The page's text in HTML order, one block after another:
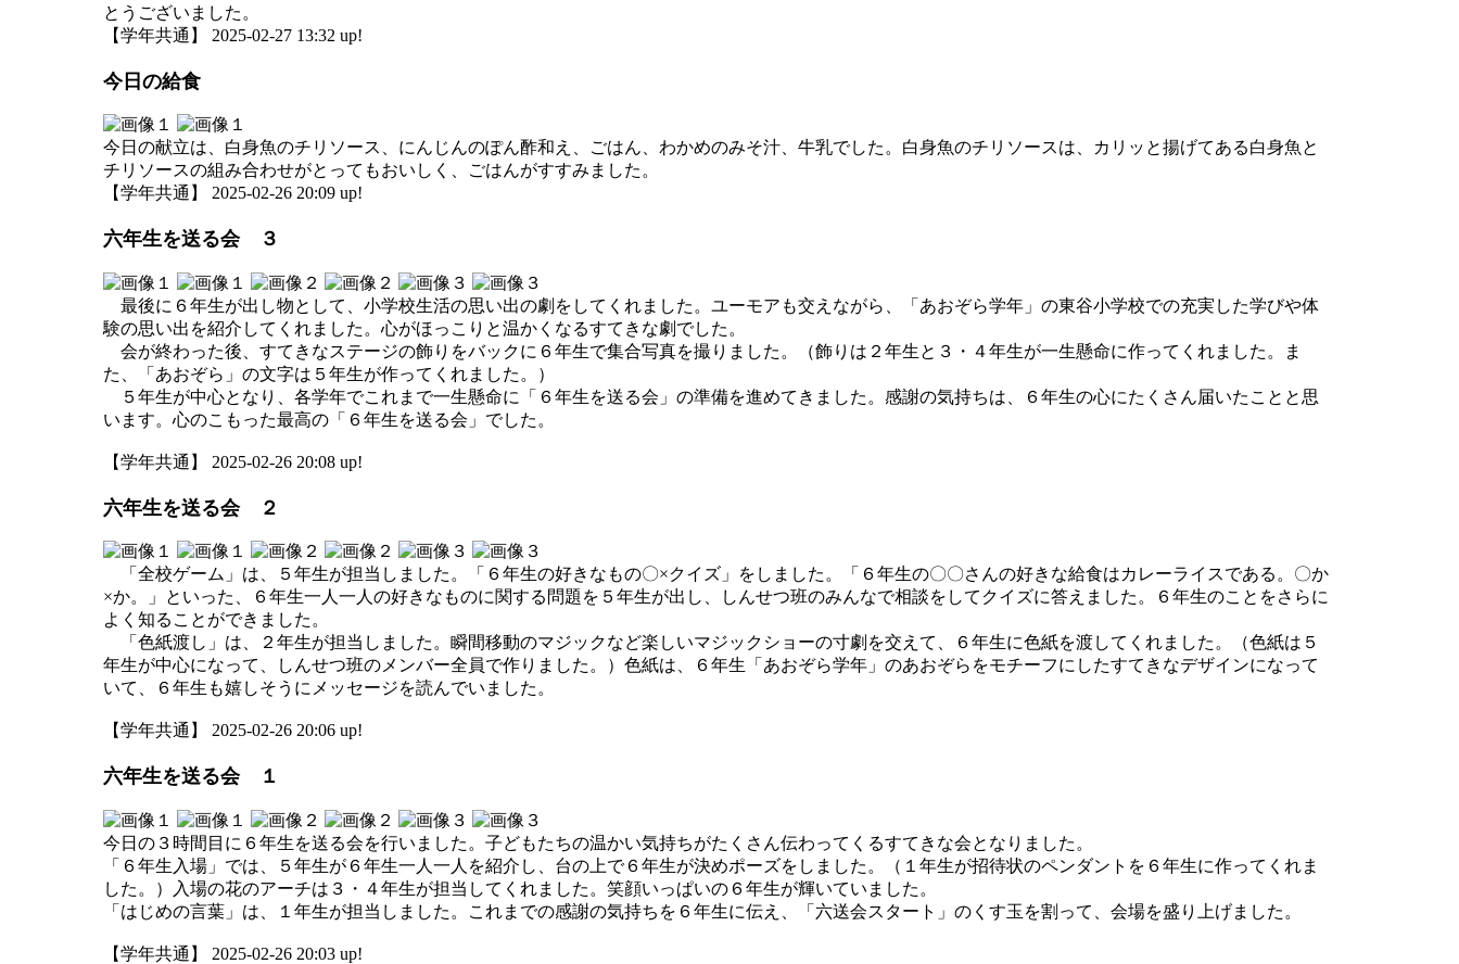
とうございました。
【学年共通】 2025-02-27 13:32 up!
今日の給食
今日の献立は、白身魚のチリソース、にんじんのぽん酢和え、ごはん、わかめのみそ汁、牛乳でした。白身魚のチリソースは、カリッと揚げてある白身魚と
チリソースの組み合わせがとってもおいしく、ごはんがすすみました。
【学年共通】 2025-02-26 20:09 up!
六年生を送る会 ３
最後に６年生が出し物として、小学校生活の思い出の劇をしてくれました。ユーモアも交えながら、「あおぞら学年」の東谷小学校での充実した学びや体
験の思い出を紹介してくれました。心がほっこりと温かくなるすてきな劇でした。
会が終わった後、すてきなステージの飾りをバックに６年生で集合写真を撮りました。（飾りは２年生と３・４年生が一生懸命に作ってくれました。ま
た、「あおぞら」の文字は５年生が作ってくれました。）
５年生が中心となり、各学年でこれまで一生懸命に「６年生を送る会」の準備を進めてきました。感謝の気持ちは、６年生の心にたくさん届いたことと思
います。心のこもった最高の「６年生を送る会」でした。
【学年共通】 2025-02-26 20:08 up!
六年生を送る会 ２
「全校ゲーム」は、５年生が担当しました。「６年生の好きなもの〇×クイズ」をしました。「６年生の〇〇さんの好きな給食はカレーライスである。〇か
×か。」といった、６年生一人一人の好きなものに関する問題を５年生が出し、しんせつ班のみんなで相談をしてクイズに答えました。６年生のことをさらに
よく知ることができました。
「色紙渡し」は、２年生が担当しました。瞬間移動のマジックなど楽しいマジックショーの寸劇を交えて、６年生に色紙を渡してくれました。（色紙は５
年生が中心になって、しんせつ班のメンバー全員で作りました。）色紙は、６年生「あおぞら学年」のあおぞらをモチーフにしたすてきなデザインになって
いて、６年生も嬉しそうにメッセージを読んでいました。
【学年共通】 2025-02-26 20:06 up!
六年生を送る会 １
今日の３時間目に６年生を送る会を行いました。子どもたちの温かい気持ちがたくさん伝わってくるすてきな会となりました。
「６年生入場」では、５年生が６年生一人一人を紹介し、台の上で６年生が決めポーズをしました。（１年生が招待状のペンダントを６年生に作ってくれま
した。）入場の花のアーチは３・４年生が担当してくれました。笑顔いっぱいの６年生が輝いていました。
「はじめの言葉」は、１年生が担当しました。これまでの感謝の気持ちを６年生に伝え、「六送会スタート」のくす玉を割って、会場を盛り上げました。
【学年共通】 2025-02-26 20:03 up!